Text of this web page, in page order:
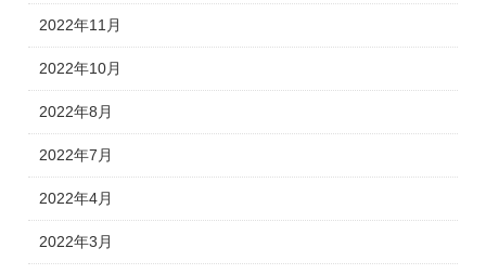
2022年11月
2022年10月
2022年8月
2022年7月
2022年4月
2022年3月